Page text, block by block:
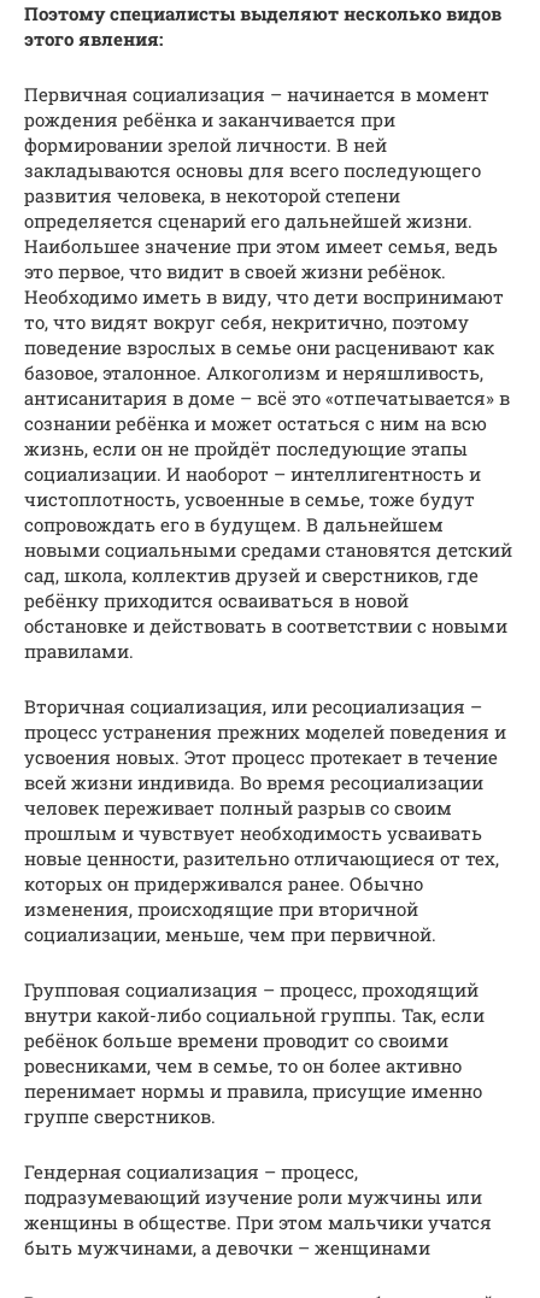
Поэтому специалисты выделяют несколько видов
этого явления:
Первичная социализация – начинается в момент
рождения ребёнка и заканчивается при
формировании зрелой личности. В ней
закладываются основы для всего последующего
развития человека, в некоторой степени
определяется сценарий его дальнейшей жизни.
Наибольшее значение при этом имеет семья, ведь
это первое, что видит в своей жизни ребёнок.
Необходимо иметь в виду, что дети воспринимают
то, что видят вокруг себя, некритично, поэтому
поведение взрослых в семье они расценивают как
базовое, эталонное. Алкоголизм и неряшливость,
антисанитария в доме – всё это «отпечатывается» в
сознании ребёнка и может остаться с ним на всю
жизнь, если он не пройдёт последующие этапы
социализации. И наоборот – интеллигентность и
чистоплотность, усвоенные в семье, тоже будут
сопровождать его в будущем. В дальнейшем
новыми социальными средами становятся детский
сад, школа, коллектив друзей и сверстников, где
ребёнку приходится осваиваться в новой
обстановке и действовать в соответствии с новыми
правилами.
Вторичная социализация, или ресоциализация –
процесс устранения прежних моделей поведения и
усвоения новых. Этот процесс протекает в течение
всей жизни индивида. Во время ресоциализации
человек переживает полный разрыв со своим
прошлым и чувствует необходимость усваивать
новые ценности, разительно отличающиеся от тех,
которых он придерживался ранее. Обычно
изменения, происходящие при вторичной
социализации, меньше, чем при первичной.
Групповая социализация – процесс, проходящий
внутри какой-либо социальной группы. Так, если
ребёнок больше времени проводит со своими
ровесниками, чем в семье, то он более активно
перенимает нормы и правила, присущие именно
группе сверстников.
Гендерная социализация – процесс,
подразумевающий изучение роли мужчины или
женщины в обществе. При этом мальчики учатся
быть мужчинами, а девочки – женщинами